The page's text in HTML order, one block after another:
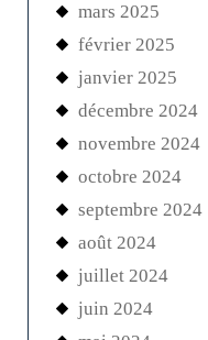
mars 2025
février 2025
janvier 2025
décembre 2024
novembre 2024
octobre 2024
septembre 2024
août 2024
juillet 2024
juin 2024